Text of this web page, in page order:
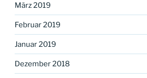
März 2019
Februar 2019
Januar 2019
Dezember 2018